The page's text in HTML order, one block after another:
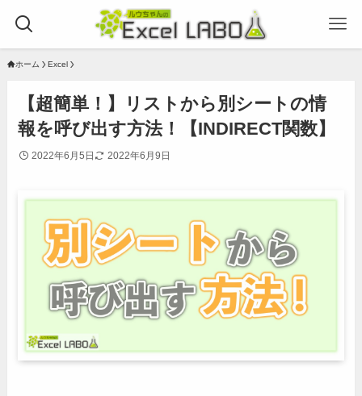
ホーム Excel
【超簡単！】リストから別シートの情
報を呼び出す方法！【INDIRECT関数】
2022年6月5日 2022年6月9日